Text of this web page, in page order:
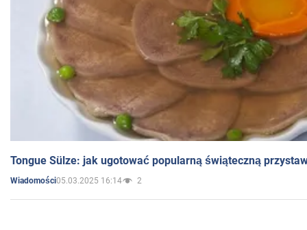
Tongue Sülze: jak ugotować popularną świąteczną
Wiadomości05.03.2025 16:14 2